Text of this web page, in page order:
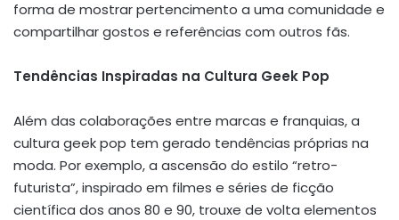
forma de mostrar pertencimento a uma comunidade e
compartilhar gostos e referências com outros fãs.
Tendências Inspiradas na Cultura Geek Pop
Além das colaborações entre marcas e franquias, a
cultura geek pop tem gerado tendências próprias na
moda. Por exemplo, a ascensão do estilo “retro-
futurista”, inspirado em filmes e séries de ficção
científica dos anos 80 e 90, trouxe de volta elementos